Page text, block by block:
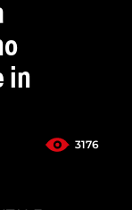
in
3176